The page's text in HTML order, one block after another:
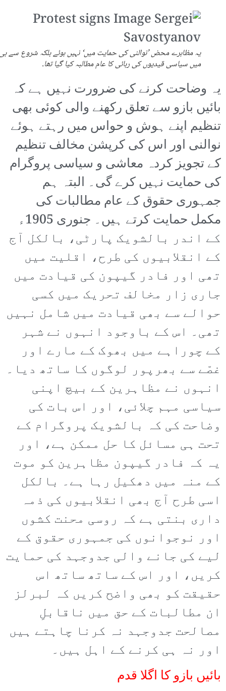
یہ مظاہرے محض ’نوالنی کی حمایت میں‘ نہیں ہوئے بلکہ شروع سے
میں سیاسی قیدیوں کی رہائی کا عام مطالبہ کیا گیا تھا۔
یہ وضاحت کرنے کی ضرورت نہیں ہے کہ
بائیں بازو سے تعلق رکھنے والی کوئی بھی
تنظیم اپنے ہوش و حواس میں رہتے ہوئے
نوالنی اور اس کی کرپشن مخالف تنظیم
کے تجویز کردہ معاشی و سیاسی پروگرام
کی حمایت نہیں کرے گی۔ البتہ ہم
جمہوری حقوق کے عام مطالبات کی
مکمل حمایت کرتے ہیں۔ جنوری 1905ء
کے اندر بالشویک پارٹی، بالکل آج
کے انقلابیوں کی طرح، اقلیت میں
تھی اور فادر گیپون کی قیادت میں
جاری زار مخالف تحریک میں کسی
حوالے سے بھی قیادت میں شامل نہیں
تھی۔ اس کے باوجود انہوں نے شہر
کے چوراہے میں بھوک کے مارے اور
غصّے سے بھرپور لوگوں کا ساتھ دیا۔
انہوں نے مظاہرین کے بیچ اپنی
سیاسی مہم چلائی، اور اس بات کی
وضاحت کی کہ بالشویک پروگرام کے
تحت ہی مسائل کا حل ممکن ہے، اور
یہ کہ فادر گیپون مظاہرین کو موت
کے منہ میں دھکیل رہا ہے۔ بالکل
اسی طرح آج بھی انقلابیوں کی ذمہ
داری بنتی ہے کہ روسی محنت کشوں
اور نوجوانوں کی جمہوری حقوق کے
لیے کی جانے والی جدوجہد کی حمایت
کریں، اور اس کے ساتھ ساتھ اس
حقیقت کو بھی واضح کریں کہ لبرلز
ان مطالبات کے حق میں ناقابلِ
مصالحت جدوجہد نہ کرنا چاہتے ہیں
اور نہ ہی کرنے کے اہل ہیں۔
بائیں بازو کا اگلا قدم